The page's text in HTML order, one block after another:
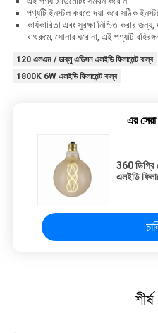
পণ্যটি ইনস্টল করতে দয়া করে সঠিক
কার্যকারিতা এবং সুরক্ষা নিশ্চিত করার
বাথরুমে, সোনার ঘরে না, এই পণ্যটি
120 এলএম / ডাব্লু এডিসন এলইডি ফিলামেন্ট বাল্ব
1800K 6W এলইডি ফিলামেন্ট বাল্ব
এর
360 ডিগ্রি
এলইডি